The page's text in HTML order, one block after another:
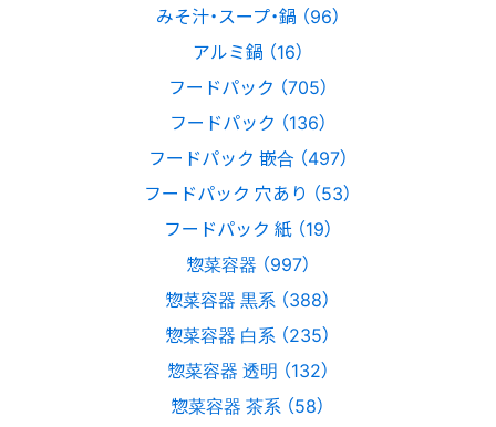
みそ汁・スープ・鍋 （96）
アルミ鍋 （16）
フードパック （705）
フードパック （136）
フードパック 嵌合 （497）
フードパック 穴あり （53）
フードパック 紙 （19）
惣菜容器 （997）
惣菜容器 黒系 （388）
惣菜容器 白系 （235）
惣菜容器 透明 （132）
惣菜容器 茶系 （58）